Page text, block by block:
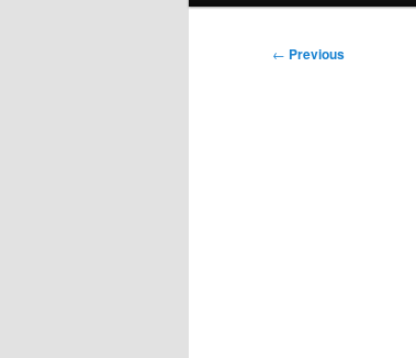
Post
← Previous